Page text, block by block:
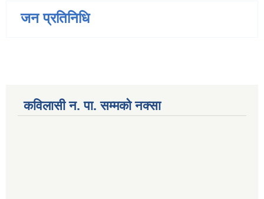
जन प्रतिनिधि
कविलासी न. पा. सम्मकाे नक्सा